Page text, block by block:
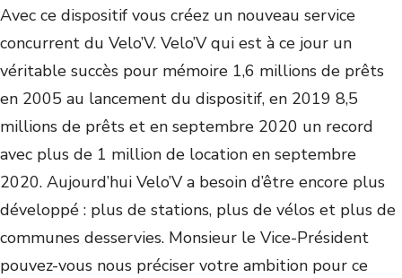
Avec ce dispositif vous créez un nouveau service
concurrent du Velo’V. Velo’V qui est à ce jour un
véritable succès pour mémoire 1,6 millions de prêts
en 2005 au lancement du dispositif, en 2019 8,5
millions de prêts et en septembre 2020 un record
avec plus de 1 million de location en septembre
2020. Aujourd’hui Velo’V a besoin d’être encore plus
développé : plus de stations, plus de vélos et plus de
communes desservies. Monsieur le Vice-Président
pouvez-vous nous préciser votre ambition pour ce